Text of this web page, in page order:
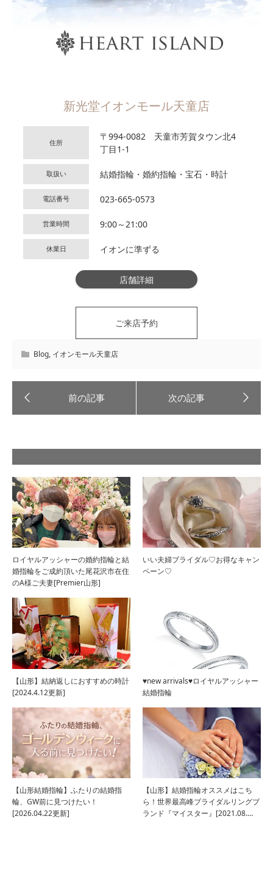
新光堂イオンモール天童店
住所
〒994-0082 天童市芳賀タウン北4
丁目1-1
取扱い 結婚指輪・婚約指輪・宝石・時計
電話番号 023-665-0573
営業時間 9:00～21:00
休業日 イオンに準ずる
店舗詳細
ご来店予約
Blog, イオンモール天童店
ロイヤルアッシャーの婚約指輪と結
婚指輪をご成約頂いた尾花沢市在住
のA様ご夫妻[Premier山形]
いい夫婦ブライダル♡お得なキャン
ペーン♡
【山形】結納返しにおすすめの時計
[2024.4.12更新]
♥new arrivals♥ロイヤルアッシャー
結婚指輪
【山形結婚指輪】ふたりの結婚指
輪、GW前に見つけたい！
[2026.04.22更新]
【山形】結婚指輪オススメはこち
ら！世界最高峰ブライダルリングブ
ランド『マイスター』[2021.08.…